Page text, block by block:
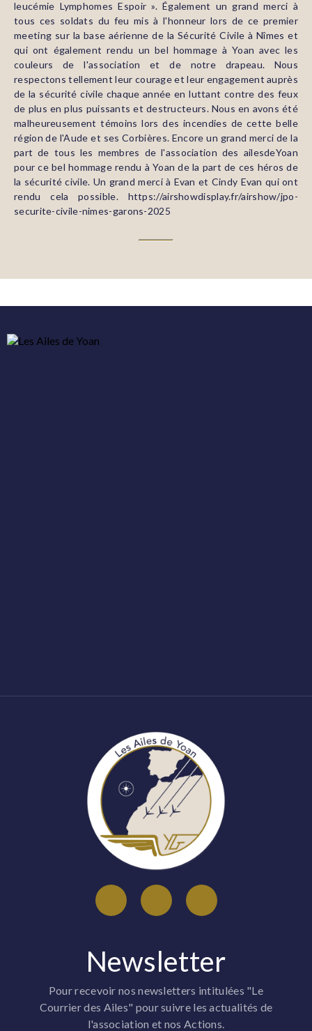
leucémie Lymphomes Espoir ». Également un grand merci à
tous ces soldats du feu mis à l'honneur lors de ce premier
meeting sur la base aérienne de la Sécurité Civile à Nîmes et
qui ont également rendu un bel hommage à Yoan avec les
couleurs de l'association et de notre drapeau. Nous
respectons tellement leur courage et leur engagement auprès
de la sécurité civile chaque année en luttant contre des feux
de plus en plus puissants et destructeurs. Nous en avons été
malheureusement témoins lors des incendies de cette belle
région de l'Aude et ses Corbières. Encore un grand merci de la
part de tous les membres de l'association des ailesdeYoan
pour ce bel hommage rendu à Yoan de la part de ces héros de
la sécurité civile. Un grand merci à Evan et Cindy Evan qui ont
rendu cela possible. https://airshowdisplay.fr/airshow/jpo-
securite-civile-nimes-garons-2025
Newsletter
Pour recevoir nos newsletters intitulées "Le
Courrier des Ailes" pour suivre les actualités de
l'association et nos Actions.